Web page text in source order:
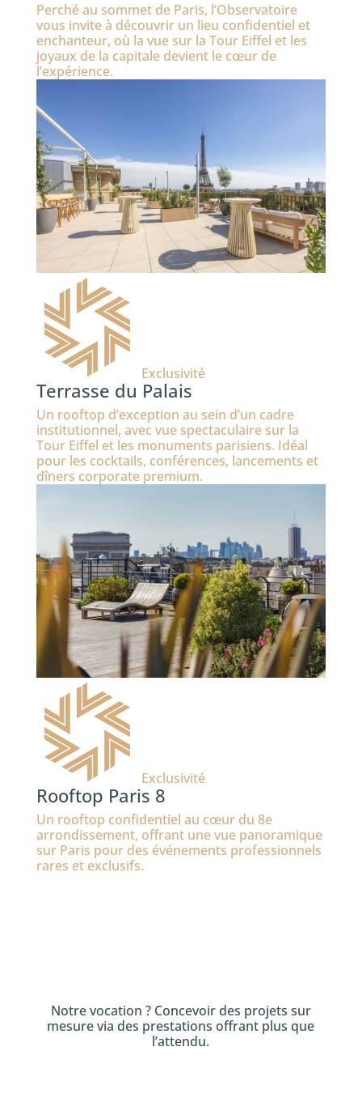
Perché au sommet de Paris, l’Observatoire
vous invite à découvrir un lieu confidentiel et
enchanteur, où la vue sur la Tour Eiffel et les
joyaux de la capitale devient le cœur de
l’expérience.
Exclusivité
Terrasse du Palais
Un rooftop d’exception au sein d’un cadre
institutionnel, avec vue spectaculaire sur la
Tour Eiffel et les monuments parisiens. Idéal
pour les cocktails, conférences, lancements et
dîners corporate premium.
Exclusivité
Rooftop Paris 8
Un rooftop confidentiel au cœur du 8e
arrondissement, offrant une vue panoramique
sur Paris pour des événements professionnels
rares et exclusifs.
Notre vocation ? Concevoir des projets sur
mesure via des prestations offrant plus que
l’attendu.